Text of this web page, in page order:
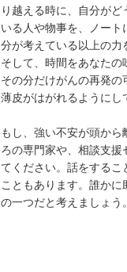
り越える時に、自分が
いる人や物事を、ノー
分が考えている以上の力
そして、時間をあなたの
その分だけがんの再発の
薄皮がはがれるようにし
もし、強い不安が頭か
ろの専門家や、相談支
てください。話をするこ
こともあります。誰か
の一つだと考えましょう。